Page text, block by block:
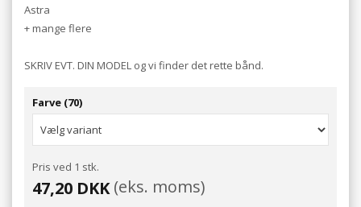
Astra
+ mange flere
SKRIV EVT. DIN MODEL og vi finder det rette bånd.
Farve (70)
Pris ved 1 stk.
47,20 DKK(eks. moms)